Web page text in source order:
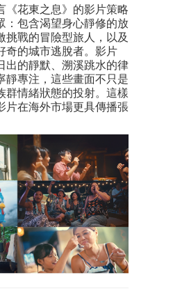
《花東之息》的影片策略
：包含渴望身心靜修的放
挑戰的冒險型旅人，以及
奇的城市逃脫者。影片
出的靜默、溯溪跳水的律
靜專注，這些畫面不只是
群情緒狀態的投射。這樣
片在海外市場更具傳播張